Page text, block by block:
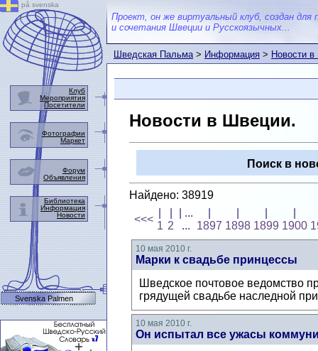
Проект, он же виртуальный клуб, создан для
и сочетания Швеции и Русскоязычных...
Шведская Пальма>Информация>Новости
Новости в Швеции.
Поиск в
Найдено: 38919
<<<
1 2
| ...
...
1897 1898 1899 1900
10 мая 2010 г.
Марки к свадьбе принцессы
Шведское почтовое ведомство
грядущей свадьбе наследной
10 мая 2010 г.
Он испытал все ужасы
på svenska
Клуб
Мероприятия
Посетители
Фотографии
Маркет
Форум
Объявления
Библиотека
Информация
Новости
Svenska Palmen